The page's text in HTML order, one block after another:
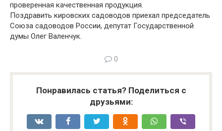
проверенная качественная продукция.
Поздравить кировских садоводов приехал председатель
Союза садоводов России, депутат Государственной
думы Олег Валенчук.
0
Понравилась статья? Поделиться с
друзьями: